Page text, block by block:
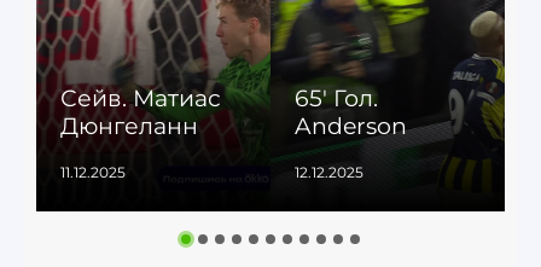
Сейв. Матиас
Дюнгеланн
11.12.2025
65' Гол.
Anderson
12.12.2025